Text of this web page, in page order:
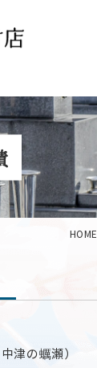
HOME
津の蠣瀬）